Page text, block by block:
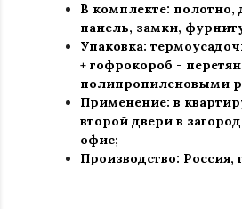
В комплекте: полотно,
панель, замки,
Упаковка:
+ гофрокороб -
полипропиленовыми
Применение: в
второй двери в
офис;
Производство: Россия, г